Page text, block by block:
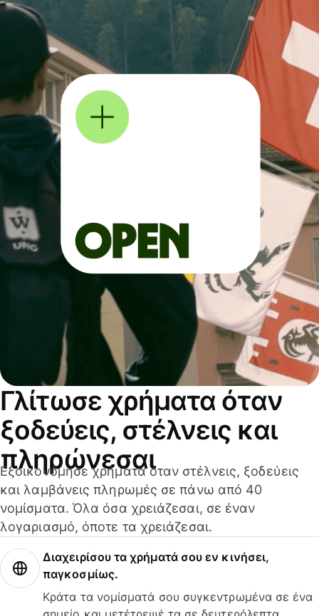
Γλίτωσε χρήματα όταν
ξοδεύεις, στέλνεις και
πληρώνεσαι
Εξοικονόμησε χρήματα όταν στέλνεις, ξοδεύεις
και λαμβάνεις πληρωμές σε πάνω από 40
νομίσματα. Όλα όσα χρειάζεσαι, σε έναν
λογαριασμό, όποτε τα χρειάζεσαι.
Διαχειρίσου τα χρήματά σου εν κινήσει,
παγκοσμίως.
Κράτα τα νομίσματά σου συγκεντρωμένα σε ένα